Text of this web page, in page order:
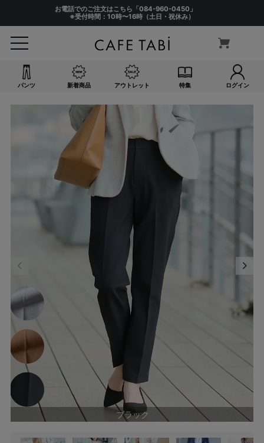
お電話でのご注文はこちら「084-960-0450 」
※受付時間：10時〜16時（土日・祝休み）
パンツ 新着商品 アウトレット 特集 ログイン
ブラック